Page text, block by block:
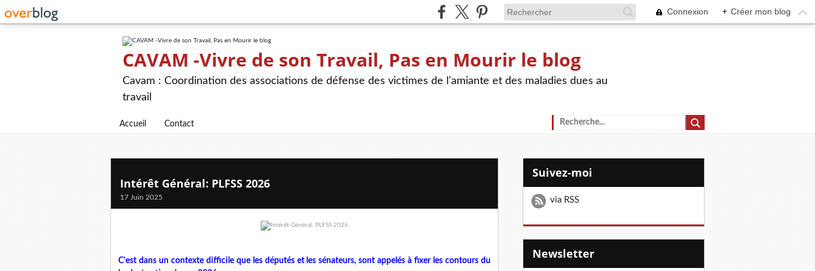
Connexion + Créer mon blog
CAVAM -Vivre de son Travail, Pas en Mourir le blog
Cavam : Coordination des associations de défense des victimes de l'amiante et des maladies dues au
travail
Accueil Contact
Intérêt Général: PLFSS 2026
17 Juin 2025
C'est dans un contexte difficile que les députés et les sénateurs, sont appelés à fixer les contours du
Suivez-moi
via RSS
Newsletter